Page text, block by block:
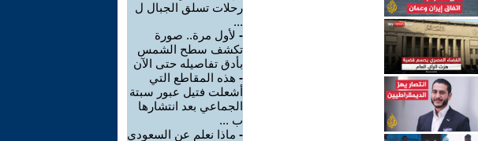
رحلات تسلق الجبال ل
...
- لأول مرة.. صورة
تكشف سطح الشمس
بأدق تفاصيله حتى الآن
- هذه المقاطع التي
أشعلت فتيل عبور سبتة
الجماعي بعد انتشارها
ب ...
- ماذا نعلم عن السعودي